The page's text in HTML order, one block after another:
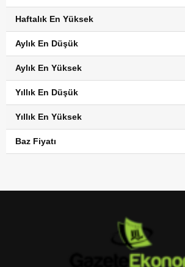
Haftalık En Yüksek
Aylık En Düşük
Aylık En Yüksek
Yıllık En Düşük
Yıllık En Yüksek
Baz Fiyatı